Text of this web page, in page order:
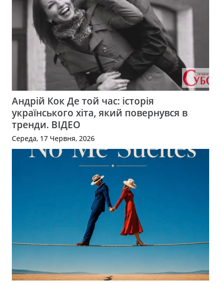
Андрій Кок Де той час: історія
українського хіта, який повернувся в
тренди. ВІДЕО
Середа, 17 Червня, 2026